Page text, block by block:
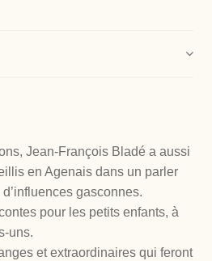
Jean-François Bladé a aussi
en Agenais dans un parler
gasconnes.
pour les petits enfants, à
uns.
et extraordinaires qui feront